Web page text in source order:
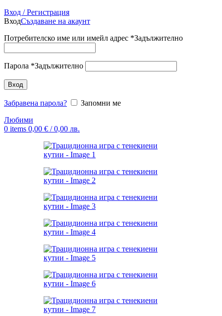
Вход / Регистрация
ВходСъздаване на акаунт
Потребителско име или имейл адрес *Задължително
Парола *Задължително
Вход
Забравена парола?
Запомни ме
Любими
0 items 0,00 € / 0,00 лв.